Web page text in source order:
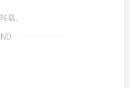
载。